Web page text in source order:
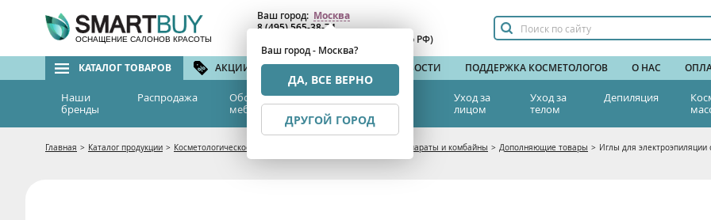
ОСНАЩЕНИЕ САЛОНОВ КРАСОТЫ
Ваш город: Москва
Ваш город - Москва?
ДА, ВСЕ ВЕРНО
ДРУГОЙ ГОРОД
8 (495) 565-38-74
(бесплатный по РФ)
КАТАЛОГ ТОВАРОВ АКЦИИ И СКИДКИ БРЕНДЫ НОВОСТИ ПОДДЕРЖКА КОСМЕТОЛОГОВ О НАС
Наши
бренды
Распродажа
Оборудование и
мебель
Эстетическая
медицина
Уход за
лицом
Уход за
телом
Депиляция
Главная > Каталог продукции > Косметологическое оборудование Косметологические аппараты и комбайны > Дополняющие товары > Иглы для